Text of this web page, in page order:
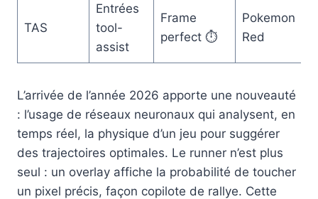
TAS
Entrées
tool-
assist
Frame
perfect ⏱️
Pokemon
Red
L’arrivée de l’année 2026 apporte une nouveauté
: l’usage de réseaux neuronaux qui analysent, en
temps réel, la physique d’un jeu pour suggérer
des trajectoires optimales. Le runner n’est plus
seul : un overlay affiche la probabilité de toucher
un pixel précis, façon copilote de rallye. Cette